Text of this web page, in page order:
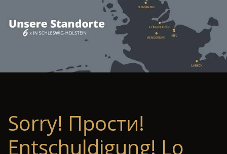
Sorry! Прости!
Entschuldigung! Lo